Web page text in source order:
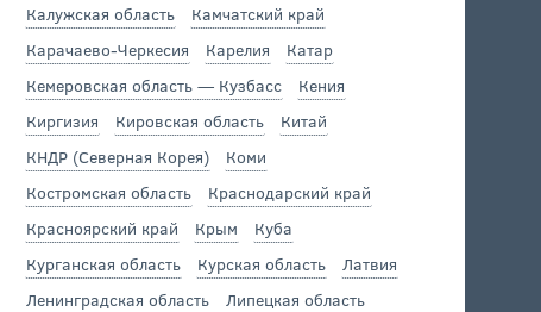
Калужская область
Камчатский край
Карачаево-Черкесия
Карелия
Катар
Кемеровская область — Кузбасс
Кения
Киргизия
Кировская область
Китай
КНДР (Северная Корея)
Коми
Костромская область
Краснодарский край
Красноярский край
Крым
Куба
Курганская область
Курская область
Латвия
Ленинградская область
Липецкая область